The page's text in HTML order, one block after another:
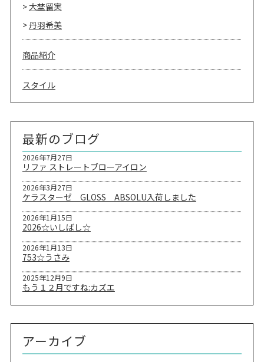
大埜留実
丹羽希美
商品紹介
スタイル
最新のブログ
リファ ストレートブローアイロン
2026年7月27日
ケラスターゼ GLOSS ABSOLU入荷しました
2026年3月27日
2026☆いしばし☆
2026年1月15日
753☆うさみ
2026年1月13日
もう１２月ですね:カズエ
2025年12月9日
アーカイブ